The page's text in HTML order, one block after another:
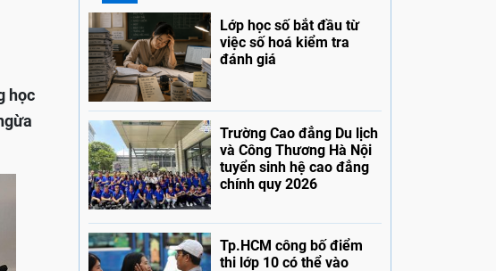
học
Lớp học số bắt đầu từ
việc số hoá kiểm tra
đánh giá
Trường Cao đẳng Du lịch
và Công Thương Hà Nội
tuyển sinh hệ cao đẳng
chính quy 2026
Tp.HCM công bố điểm
thi lớp 10 có thể vào